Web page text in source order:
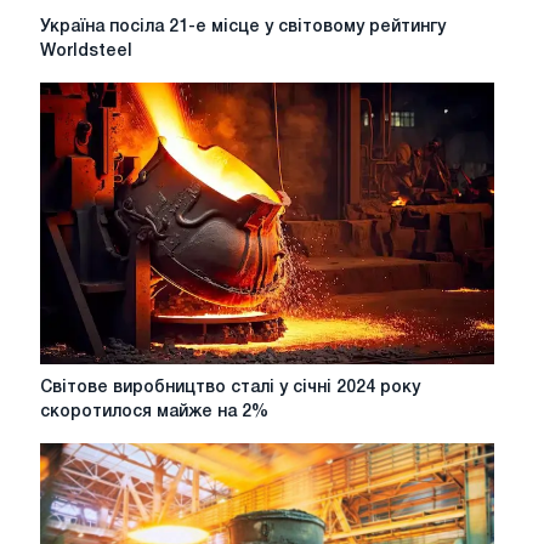
Україна
посіла
е
місце
світовому
рейтингу
Worldsteel
Україна посіла 21-е місце у світовому рейтингу
Worldsteel
Світове
у
січні
2024
року
Світове виробництво сталі у січні 2024 року
скоротилося майже на 2%